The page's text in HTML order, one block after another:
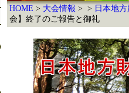
HOME 大会情報
日本地
会】終了のご報告と御礼